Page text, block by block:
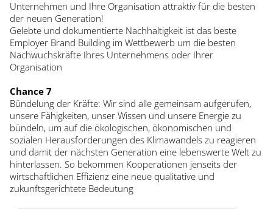
Unternehmen und Ihre Organisation attraktiv für die besten
der neuen Generation!
Gelebte und dokumentierte Nachhaltigkeit ist das beste
Employer Brand Building im Wettbewerb um die besten
Nachwuchskräfte Ihres Unternehmens oder Ihrer
Organisation
Chance 7
Bündelung der Kräfte: Wir sind alle gemeinsam aufgerufen,
unsere Fähigkeiten, unser Wissen und unsere Energie zu
bündeln, um auf die ökologischen, ökonomischen und
sozialen Herausforderungen des Klimawandels zu reagieren
und damit der nächsten Generation eine lebenswerte Welt zu
hinterlassen. So bekommen Kooperationen jenseits der
wirtschaftlichen Effizienz eine neue qualitative und
zukunftsgerichtete Bedeutung